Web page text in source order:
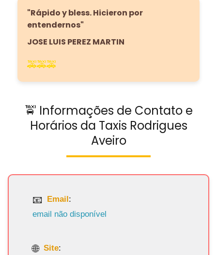
"Rápido y bless. Hicieron por
entendernos"
JOSE LUIS PEREZ MARTIN
🚕🚕🚕
🚖 Informações de Contato e
Horários da Taxis Rodrigues
Aveiro
Email:
email não disponível
Site: